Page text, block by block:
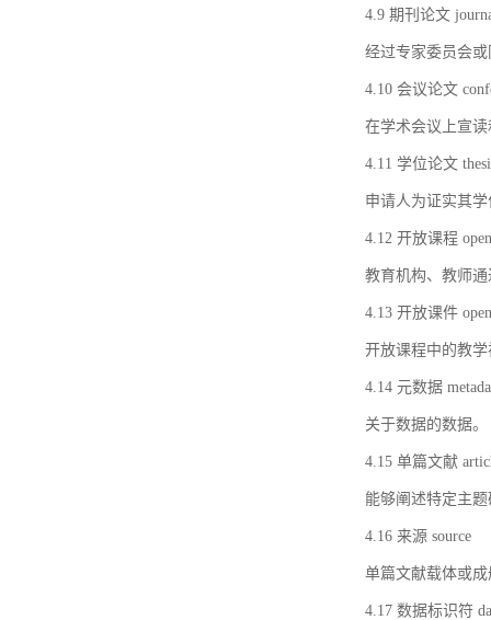
4.9 期刊论文
经过专家委员会
4.10 会议论文
在学术会议上宣
4.11 学位论文
申请人为证实其
4.12 开放课程
教育机构、教师
4.13 开放课件
开放课程中的教
4.14 元数据
关于数据的数据。
4.15 单篇文献
能够阐述特定主
4.16 来源 source
单篇文献载体或
4.17 数据标识符